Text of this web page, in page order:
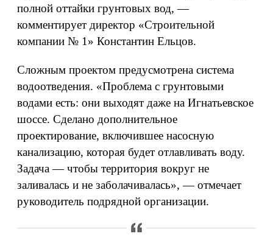
полной оттайки грунтовых вод, —
комментирует директор «Строительной
компании № 1» Константин Ельцов.
Сложным проектом предусмотрена система
водоотведения. «Проблема с грунтовыми
водами есть: они выходят даже на Игнатьевское
шоссе. Сделано дополнительное
проектирование, включившее насосную
канализацию, которая будет отлавливать воду.
Задача — чтобы территория вокруг не
заливалась и не заболачивалась», — отмечает
руководитель подрядной организации.